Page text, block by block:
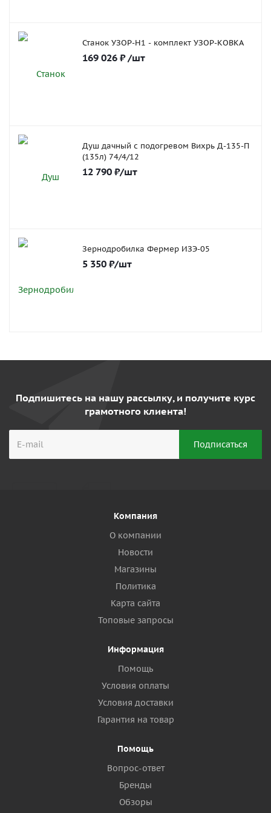
Станок УЗОР-Н1 - комплект УЗОР-КОВКА
169 026 ₽ /шт
Душ дачный с подогревом Вихрь Д-135-П
(135л) 74/4/12
12 790 ₽/шт
Зернодробилка Фермер ИЗЭ-05
5 350 ₽/шт
Подпишитесь на нашу рассылку, и получите курс
грамотного клиента!
Компания
О компании
Новости
Магазины
Политика
Карта сайта
Топовые запросы
Информация
Помощь
Условия оплаты
Условия доставки
Гарантия на товар
Помощь
Вопрос-ответ
Бренды
Обзоры